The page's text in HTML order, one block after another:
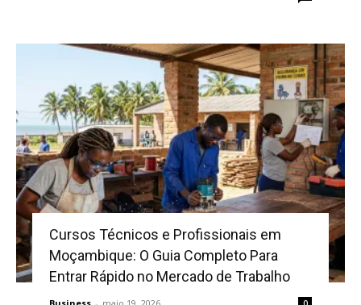
Cursos Técnicos e Profissionais em
Moçambique: O Guia Completo Para
Entrar Rápido no Mercado de Trabalho